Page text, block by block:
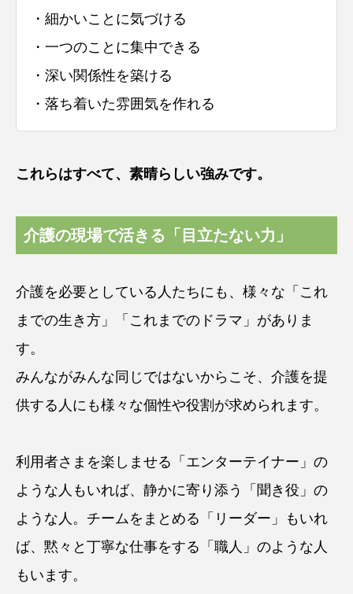
・細かいことに気づける
・一つのことに集中できる
・深い関係性を築ける
・落ち着いた雰囲気を作れる
これらはすべて、素晴らしい強みです。
介護の現場で活きる「目立たない力」
介護を必要としている人たちにも、様々な「これ
までの生き方」「これまでのドラマ」がありま
す。
みんながみんな同じではないからこそ、介護を提
供する人にも様々な個性や役割が求められます。
利用者さまを楽しませる「エンターテイナー」の
ような人もいれば、静かに寄り添う「聞き役」の
ような人。チームをまとめる「リーダー」もいれ
ば、黙々と丁寧な仕事をする「職人」のような人
もいます。